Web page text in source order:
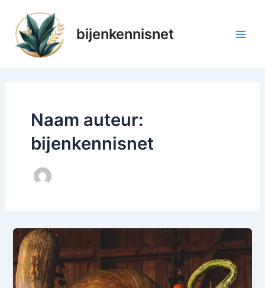
inhoud
bijenkennisnet
Naam auteur:
bijenkennisnet